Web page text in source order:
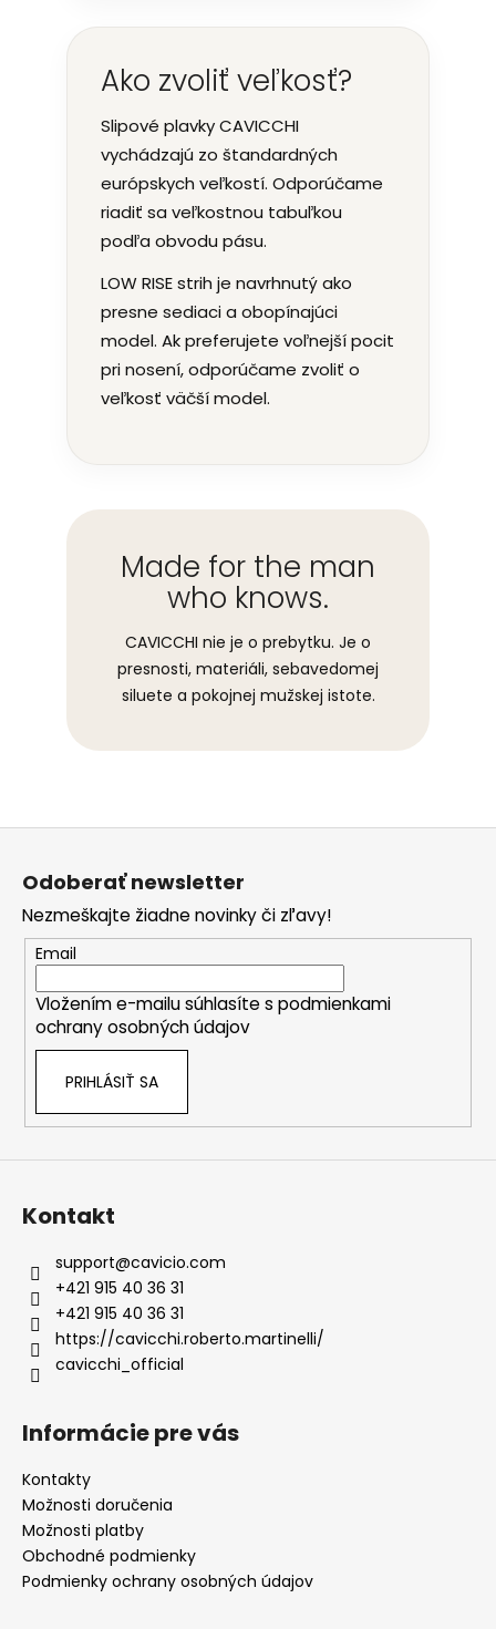
Ako zvoliť veľkosť?
Slipové plavky CAVICCHI
vychádzajú zo štandardných
európskych veľkostí. Odporúčame
riadiť sa veľkostnou tabuľkou
podľa obvodu pásu.
LOW RISE strih je navrhnutý ako
presne sediaci a obopínajúci
model. Ak preferujete voľnejší pocit
pri nosení, odporúčame zvoliť o
veľkosť väčší model.
Made for the man
who knows.
CAVICCHI nie je o prebytku. Je o
presnosti, materiáli, sebavedomej
siluete a pokojnej mužskej istote.
Z
Odoberať newsletter
Nezmeškajte žiadne novinky či zľavy!
Email
Vložením e-mailu súhlasíte s podmienkami
ochrany osobných údajov
PRIHLÁSIŤ SA
Kontakt
support@cavicio.com
+421 915 40 36 31
+421 915 40 36 31
https://cavicchi.roberto.martinelli/
cavicchi_official
Informácie pre vás
Kontakty
Možnosti doručenia
Možnosti platby
Obchodné podmienky
Podmienky ochrany osobných údajov